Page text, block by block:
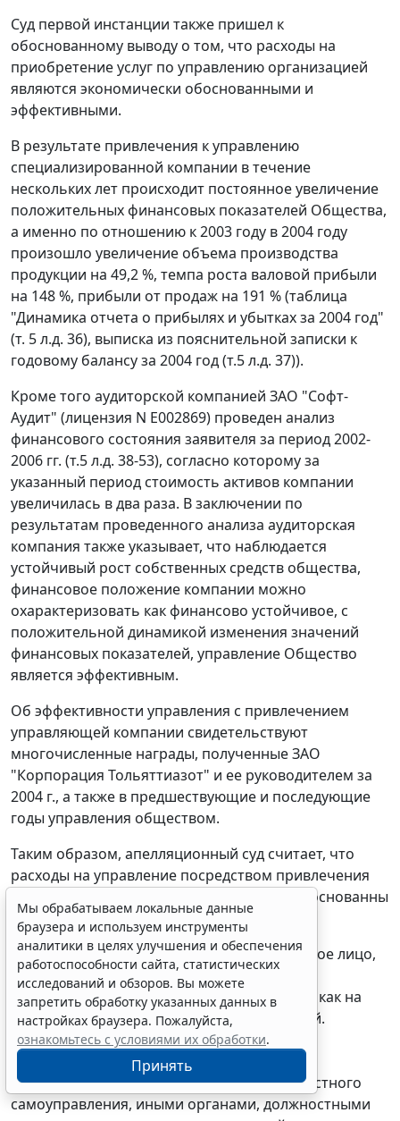
Суд первой инстанции также пришел к
обоснованному выводу о том, что расходы на
приобретение услуг по управлению организацией
являются экономически обоснованными и
эффективными.
В результате привлечения к управлению
специализированной компании в течение
нескольких лет происходит постоянное увеличение
положительных финансовых показателей Общества,
а именно по отношению к 2003 году в 2004 году
произошло увеличение объема производства
продукции на 49,2 %, темпа роста валовой прибыли
на 148 %, прибыли от продаж на 191 % (таблица
"Динамика отчета о прибылях и убытках за 2004 год"
(т. 5 л.д. 36), выписка из пояснительной записки к
годовому балансу за 2004 год (т.5 л.д. 37)).
Кроме того аудиторской компанией ЗАО "Софт-
Аудит" (лицензия N Е002869) проведен анализ
финансового состояния заявителя за период 2002-
2006 гг. (т.5 л.д. 38-53), согласно которому за
указанный период стоимость активов компании
увеличилась в два раза. В заключении по
результатам проведенного анализа аудиторская
компания также указывает, что наблюдается
устойчивый рост собственных средств общества,
финансовое положение компании можно
охарактеризовать как финансово устойчивое, с
положительной динамикой изменения значений
финансовых показателей, управление Общество
является эффективным.
Об эффективности управления с привлечением
управляющей компании свидетельствуют
многочисленные награды, полученные ЗАО
"Корпорация Тольяттиазот" и ее руководителем за
2004 г., а также в предшествующие и последующие
годы управления обществом.
Таким образом, апелляционный суд считает, что
расходы на управление посредством привлечения
управляющей компании экономически обоснованны
и документально подтверждены.
Согласноч. 1 ст. 65,ч. 5 ст. 200АПК РФ каждое лицо,
участвующее в деле, должно доказать
обстоятельства, на которые оно ссылается как на
основание своих требований и возражений.
Обязанность доказывания обстоятельств,
послуживших основанием для принятия
государственными органами, органами местного
самоуправления, иными органами, должностными
Мы обрабатываем локальные данные
браузера и используем инструменты
аналитики в целях улучшения и обеспечения
работоспособности сайта, статистических
исследований и обзоров. Вы можете
запретить обработку указанных данных в
настройках браузера. Пожалуйста,
ознакомьтесь с условиями их обработки.
Принять